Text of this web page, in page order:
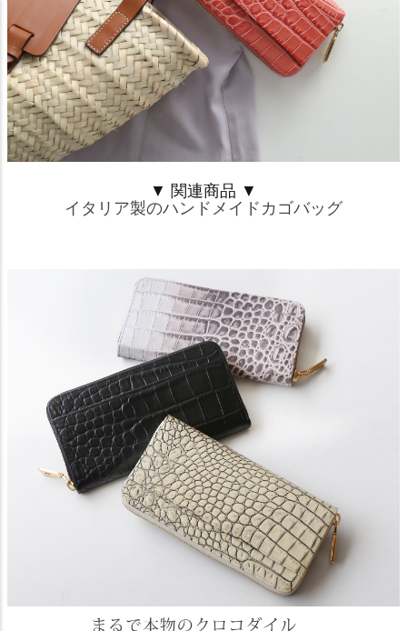
▼ 関連商品 ▼
イタリア製のハンドメイドカゴバッグ